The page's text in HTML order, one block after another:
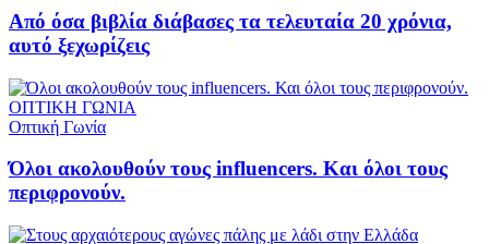
Από όσα βιβλία διάβασες τα τελευταία 20 χρόνια,
αυτό ξεχωρίζεις
ΟΠΤΙΚΗ ΓΩΝΙΑ
Οπτική Γωνία
Όλοι ακολουθούν τους influencers. Και όλοι τους
περιφρονούν.